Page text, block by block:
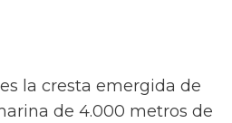
es la cresta emergida de
de 4.000 metros de